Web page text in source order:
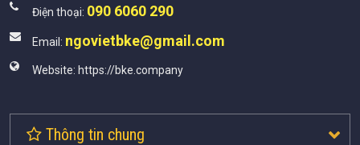
Điện thoại: 090 6060 290
Email: ngovietbke@gmail.com
Website: https://bke.company
Thông tin chung